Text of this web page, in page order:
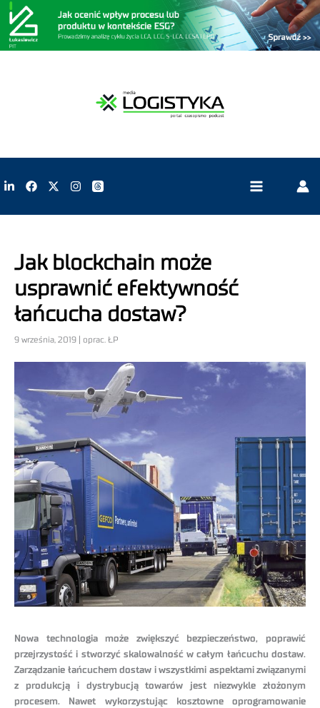
Jak blockchain może
usprawnić efektywność
łańcucha dostaw?
9 września, 2019 | oprac. ŁP
Nowa technologia może zwiększyć bezpieczeństwo, poprawić
przejrzystość i stworzyć skalowalność w całym łańcuchu dostaw.
Zarządzanie łańcuchem dostaw i wszystkimi aspektami związanymi
z produkcją i dystrybucją towarów jest niezwykle złożonym
procesem. Nawet wykorzystując kosztowne oprogramowanie